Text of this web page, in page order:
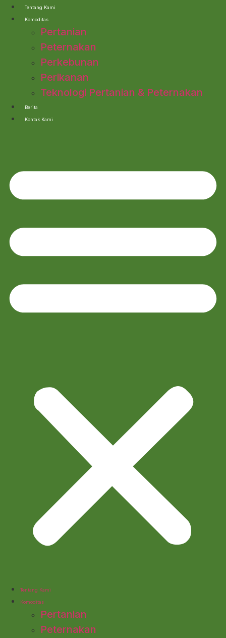
LewatiTentang Kami
Komoditas
Pertanian
Peternakan
Perkebunan
Perikanan
Teknologi Pertanian & Peternakan
Berita
Kontak Kami
Tentang Kami
Komoditas
Pertanian
Peternakan